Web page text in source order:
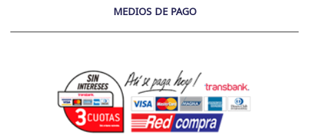
MEDIOS DE PAGO